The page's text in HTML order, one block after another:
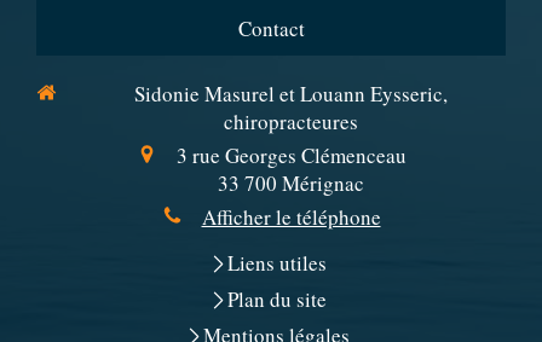
Contact
Sidonie Masurel et Louann Eysseric,
chiropracteures
3 rue Georges Clémenceau
33 700 Mérignac
Afficher le téléphone
Liens utiles
Plan du site
Mentions légales